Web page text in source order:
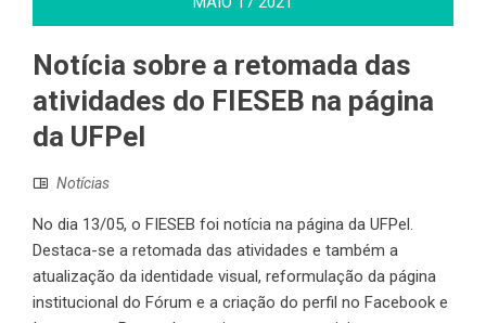
Notícia sobre a retomada das
atividades do FIESEB na página
da UFPel
Notícias
No dia 13/05, o FIESEB foi notícia na página da UFPel.
Destaca-se a retomada das atividades e também a
atualização da identidade visual, reformulação da página
institucional do Fórum e a criação do perfil no Facebook e